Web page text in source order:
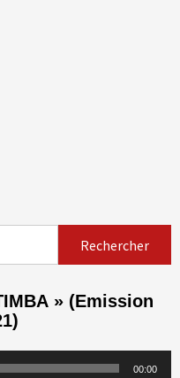
» (Emission
00:00